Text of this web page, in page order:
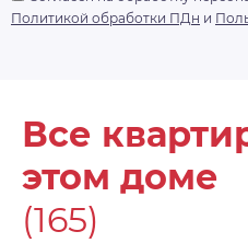
Политикой обработки ПДн и
Все
этом доме
(165)